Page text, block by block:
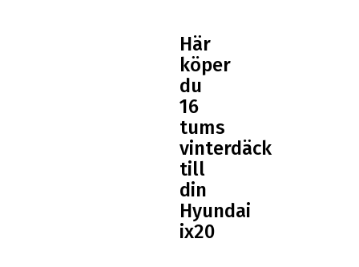
Här
köper
du
16
tums
vinterdäck
till
din
Hyundai
ix20